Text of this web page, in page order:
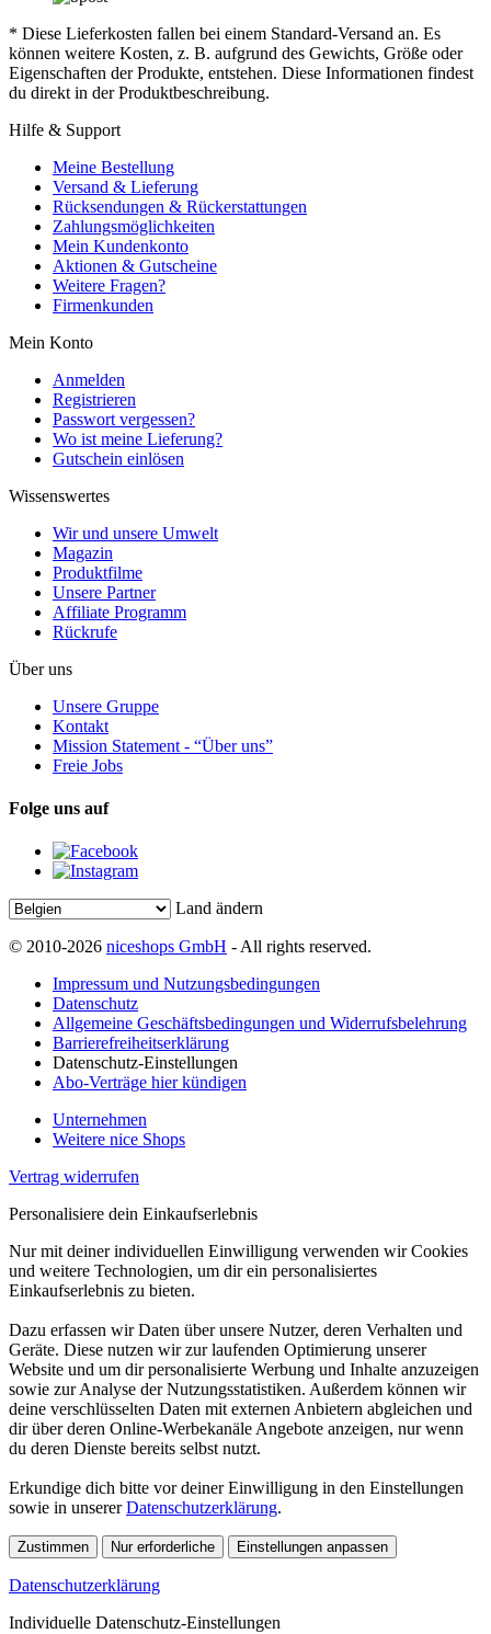
* Diese Lieferkosten fallen bei einem Standard-Versand an. Es
können weitere Kosten, z. B. aufgrund des Gewichts, Größe oder
Eigenschaften der Produkte, entstehen. Diese Informationen findest
du direkt in der Produktbeschreibung.
Hilfe & Support
Meine Bestellung
Versand & Lieferung
Rücksendungen & Rückerstattungen
Zahlungsmöglichkeiten
Mein Kundenkonto
Aktionen & Gutscheine
Weitere Fragen?
Firmenkunden
Mein Konto
Anmelden
Registrieren
Passwort vergessen?
Wo ist meine Lieferung?
Gutschein einlösen
Wissenswertes
Wir und unsere Umwelt
Magazin
Produktfilme
Unsere Partner
Affiliate Programm
Rückrufe
Über uns
Unsere Gruppe
Kontakt
Mission Statement - “Über uns”
Freie Jobs
Folge uns auf
Land ändern
© 2010-2026 niceshops GmbH - All rights reserved.
Impressum und Nutzungsbedingungen
Datenschutz
Allgemeine Geschäftsbedingungen und Widerrufsbelehrung
Barrierefreiheitserklärung
Datenschutz-Einstellungen
Abo-Verträge hier kündigen
Unternehmen
Weitere nice Shops
Vertrag widerrufen
Personalisiere dein Einkaufserlebnis
Nur mit deiner individuellen Einwilligung verwenden wir Cookies
und weitere Technologien, um dir ein personalisiertes
Einkaufserlebnis zu bieten.
Dazu erfassen wir Daten über unsere Nutzer, deren Verhalten und
Geräte. Diese nutzen wir zur laufenden Optimierung unserer
Website und um dir personalisierte Werbung und Inhalte anzuzeigen
sowie zur Analyse der Nutzungsstatistiken. Außerdem können wir
deine verschlüsselten Daten mit externen Anbietern abgleichen und
dir über deren Online-Werbekanäle Angebote anzeigen, nur wenn
du deren Dienste bereits selbst nutzt.
Erkundige dich bitte vor deiner Einwilligung in den Einstellungen
sowie in unsererDatenschutzerklärung.
Zustimmen Nur erforderliche Einstellungen anpassen
Datenschutzerklärung
Individuelle Datenschutz-Einstellungen